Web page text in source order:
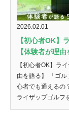
2026.02.01
【初心者OK】
【体験者が理由
【初心者OK】ラ
由を語る】 「ゴ
心者でも通えるの
ライザップゴルフ